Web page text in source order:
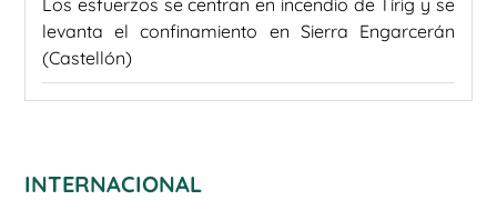
Los esfuerzos se centran en incendio de Tírig y se
levanta el confinamiento en Sierra Engarcerán
(Castellón)
INTERNACIONAL